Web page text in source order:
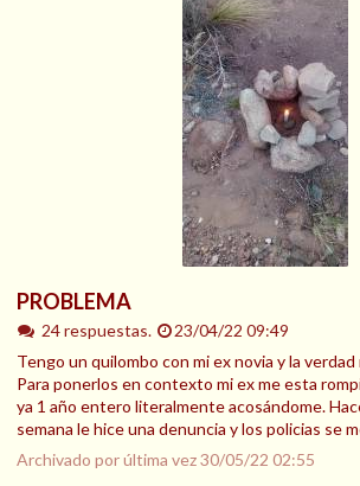
PROBLEMA
24 respuestas.
23/04/22 09:49
Tengo un quilombo con mi ex novia y la
Para ponerlos en contexto mi ex me esta
ya 1 año entero literalmente acosándome.
semana le hice una denuncia y los policias se
Archivado por última vez30/05/22 02:55